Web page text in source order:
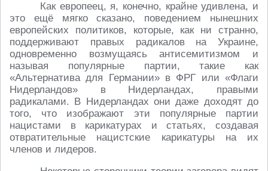
Как европеец, я, конечно, крайне удивлена, и
это ещё мягко сказано, поведением нынешних
европейских политиков, которые, как ни странно,
поддерживают правых радикалов на Украине,
одновременно возмущаясь антисемитизмом и
называя популярные партии, такие как
«Альтернатива для Германии» в ФРГ или «Флаги
Нидерландов» в Нидерландах, правыми
радикалами. В Нидерландах они даже доходят до
того, что изображают эти популярные партии
нацистами в карикатурах и статьях, создавая
отвратительные нацистские карикатуры на их
членов и лидеров.